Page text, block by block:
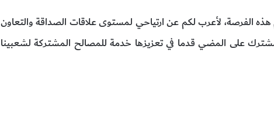
هذه الفرصة، لأعرب لكم عن ارتياحي لمستوى علاقات الصداقة والتعاون
على المضي قدما في تعزيزها خدمة للمصالح المشتركة لشعبينا